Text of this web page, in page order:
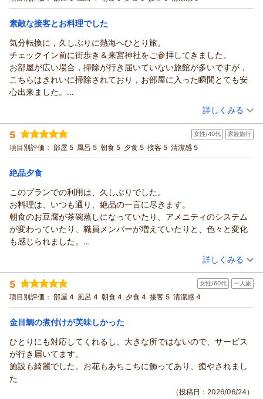
典！赤ちゃんの温泉デビュー大歓迎【部屋食】
和室
朝・夕
朝/部屋出し
夕/部屋出し
素敵な接客とお料理でした
気分転換に，久しぶりに熱海へひとり旅。
チェックイン前に街歩き＆来宮神社をご参拝してきました。
お部屋が広い場合，掃除が行き届いていない旅館が多いですが，
こちらはきれいに掃除されており，お部屋に入った瞬間とても安
心出来ました。
温泉は小さいですが、他のお客さんと被らず，一人でのんび
り。 食事は夜も朝も部屋食で，夕食はいつも量が足りなく感じ
ますが，こちらでは多すぎない？と久々に思えるほど多く，美味
しくいただくことが出来ました。
仲居さんや受付の方々がとても親切で，またお伺いしたいと思え
（投稿日：2026/07/06）
宿泊時期： 2026年07月宿泊 (一人旅)
投稿者： まるさん
宿泊プラン： 【一人旅】【豪華！金目鯛煮付けまるまる1匹】を【部屋食】
で独り占め♪自分へのご褒美に最適【漁火の膳】
和室
朝・夕
朝/部屋出し
詳しくみる
5 女性/40代 家族旅行
項目別評価： 部屋 5 風呂 5 朝食 5 夕食 5 接客 5 清潔感 5
絶品夕食
このプランでの利用は、久しぶりでした。
お料理は、いつも通り、絶品の一言に尽きます。
朝食のお豆腐が茶碗蒸しになっていたり、アメニティのシステム
が変わっていたり、職員メンバーが増えていたりと、色々と変化
も感じられました。
会計時、早割りだとロックがかかって、ポイント利用ができない
ので、ポイントを利用してたことを忘れてましたが、クーポン分
は値引きされてましたが、ポイント分が値引きされてなかったよ
うです。
（投稿日：2026/06/26）
宿泊時期： 2026年06月宿泊 (家族旅行)
投稿者： wwwさん (女性/40代)
宿泊プラン： 【じゃらん限定タイムセール】早い者勝ち！このお値段でも夕
食金目鯛姿煮付き★【部屋食】【当館最安値】
ツイン 朝・夕
宿泊価格帯： 15,001～16,000円(大人一人あたり/税込)
詳しくみる
5 女性/60代 一人旅
項目別評価： 部屋 4 風呂 4 朝食 4 夕食 4 接客 5 清潔感 4
金目鯛の煮付けが美味しかった
ひとりにも対応してくれるし、大きな所ではないので、サービス
が行き届いてます。
施設も綺麗でした。お花もあちこちに飾ってあり、癒やされまし
た
（投稿日：2026/06/24）